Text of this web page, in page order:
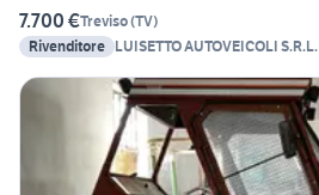
7.700 €Treviso(TV)
Rivenditore LUISETTO AUTOVEICOLI S.R.L.